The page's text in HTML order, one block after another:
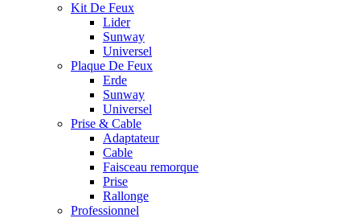
Kit De Feux
Lider
Sunway
Universel
Plaque De Feux
Erde
Sunway
Universel
Prise & Cable
Adaptateur
Cable
Faisceau remorque
Prise
Rallonge
Professionnel